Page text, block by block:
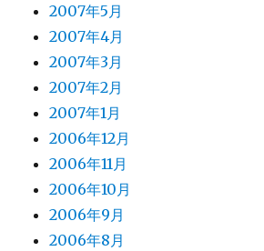
2007年5月
2007年4月
2007年3月
2007年2月
2007年1月
2006年12月
2006年11月
2006年10月
2006年9月
2006年8月